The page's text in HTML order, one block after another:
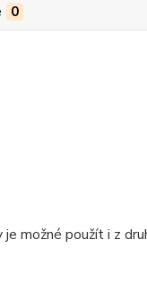
0
možné použít i z